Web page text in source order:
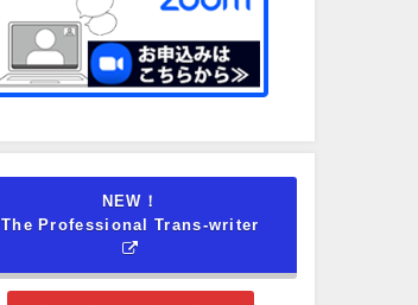
NEW！
The Professional Trans-writer